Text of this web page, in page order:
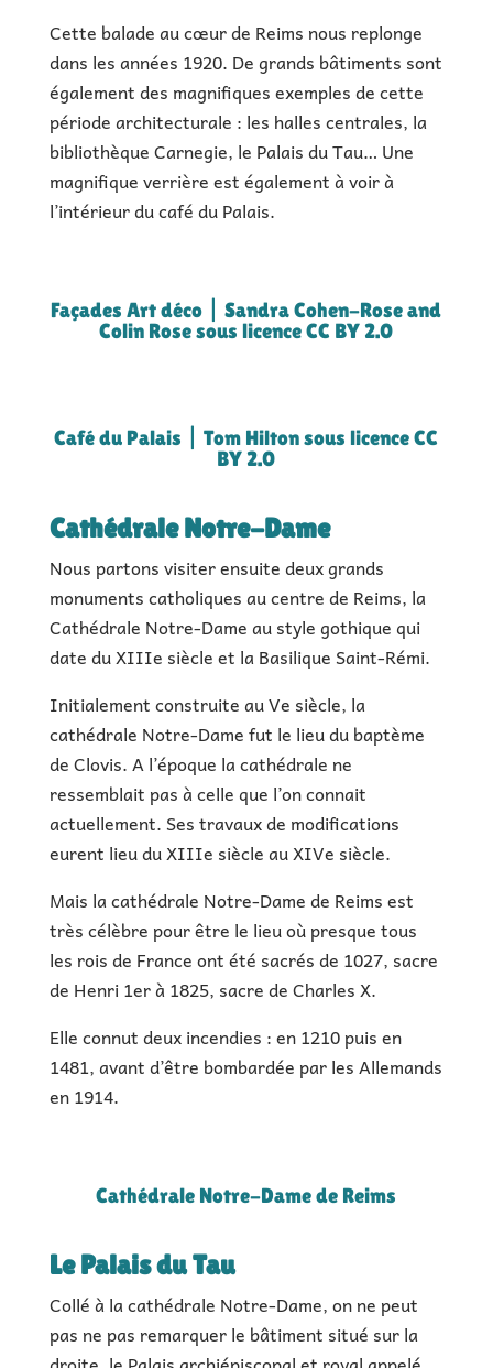
Cette balade au cœur de Reims nous replonge
dans les années 1920. De grands bâtiments sont
également des magnifiques exemples de cette
période architecturale : les halles centrales, la
bibliothèque Carnegie, le Palais du Tau… Une
magnifique verrière est également à voir à
l’intérieur du café du Palais.
Façades Art déco | Sandra Cohen-Rose and
Colin Rose sous licence CC BY 2.0
Café du Palais | Tom Hilton sous licence CC
BY 2.0
Cathédrale Notre-Dame
Nous partons visiter ensuite deux grands
monuments catholiques au centre de Reims, la
Cathédrale Notre-Dame au style gothique qui
date du XIIIe siècle et la Basilique Saint-Rémi.
Initialement construite au Ve siècle, la
cathédrale Notre-Dame fut le lieu du baptème
de Clovis. A l’époque la cathédrale ne
ressemblait pas à celle que l’on connait
actuellement. Ses travaux de modifications
eurent lieu du XIIIe siècle au XIVe siècle.
Mais la cathédrale Notre-Dame de Reims est
très célèbre pour être le lieu où presque tous
les rois de France ont été sacrés de 1027, sacre
de Henri 1er à 1825, sacre de Charles X.
Elle connut deux incendies : en 1210 puis en
1481, avant d’être bombardée par les Allemands
en 1914.
Cathédrale Notre-Dame de Reims
Le Palais du Tau
Collé à la cathédrale Notre-Dame, on ne peut
pas ne pas remarquer le bâtiment situé sur la